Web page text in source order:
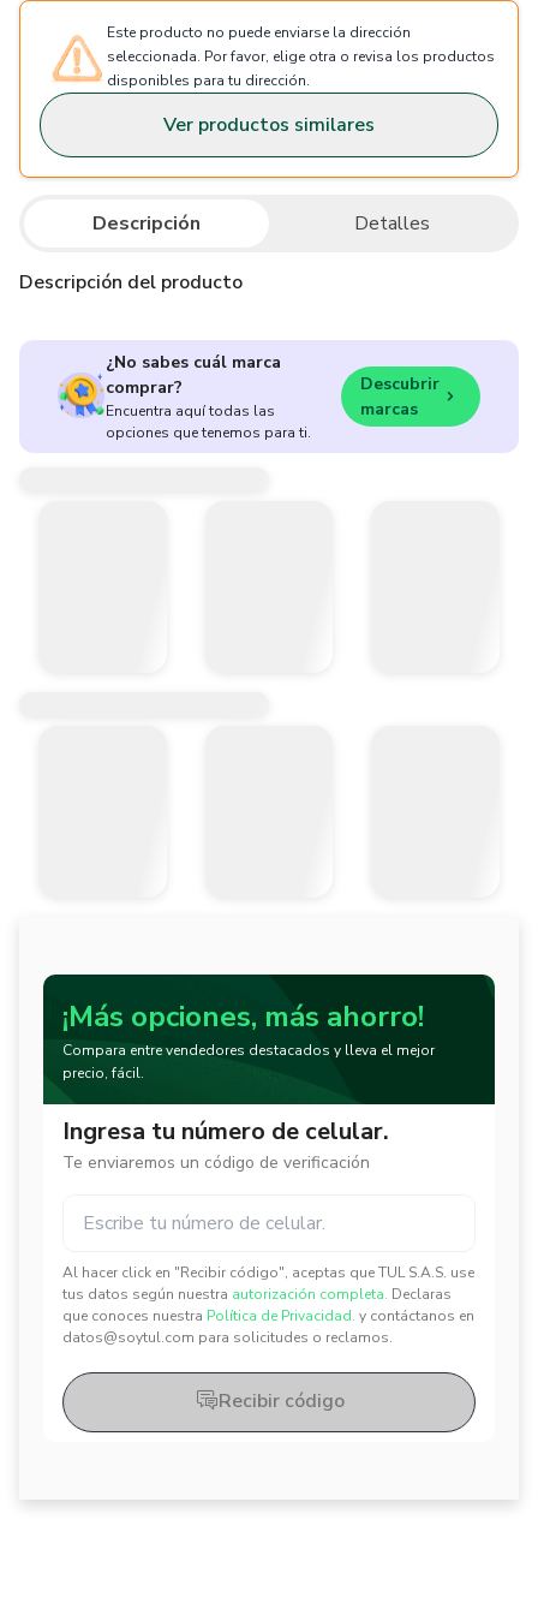
Este producto no puede enviarse la dirección
seleccionada. Por favor, elige otra o revisa los productos
disponibles para tu dirección.
Ver productos similares
Descripción Detalles
Descripción del producto
¿No sabes cuál marca
comprar?
Encuentra aquí todas las
opciones que tenemos para ti.
Descubrir
marcas
¡Más opciones, más ahorro!
Compara entre vendedores destacados y lleva el mejor
precio, fácil.
Ingresa tu número de celular.
Te enviaremos un código de verificación
Al hacer click en "Recibir código", aceptas que TUL S.A.S. use
tus datos según nuestra autorización completa. Declaras
que conoces nuestra Política de Privacidad. y contáctanos en
datos@soytul.com para solicitudes o reclamos.
✕
✕
Recibir código